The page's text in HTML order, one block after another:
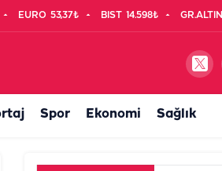
EURO 53,37₺ BIST 14.598₺ GR.ALTIN
Spor Ekonomi Sağlık